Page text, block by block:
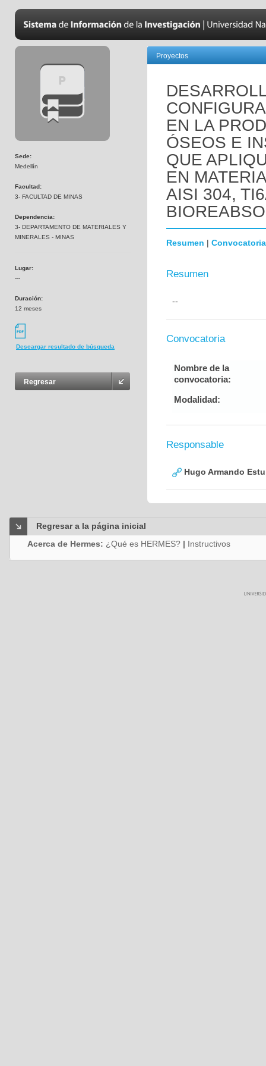
Sede:
Medellín
Facultad:
3- FACULTAD DE MINAS
Dependencia:
3- DEPARTAMENTO DE MATERIALES Y
MINERALES - MINAS
Lugar:
---
Duración:
12 meses
Descargar resultado de búsqueda
Regresar
Proyectos
EN LA
ÓSEOS E
QUE
EN
AISI 304,
Resumen | Convocatoria
Resumen
--
Convocatoria
Nombre de la
convocatoria:
Modalidad:
Responsable
Hugo Armando
Regresar a la página inicial
Acerca de Hermes: ¿Qué es HERMES? | Instructivos